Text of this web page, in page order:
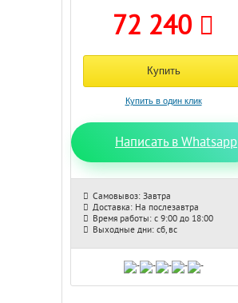
72 240
Написать в Whatsapp
Самовывоз: Завтра
Доставка: На послезавтра
Время работы: с 9:00 до 18:00
Выходные дни: сб, вс